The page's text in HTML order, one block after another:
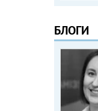
БЛОГИ